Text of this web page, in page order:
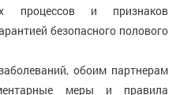
процессов и признаков
безопасного полового
обоим партнерам
меры и правила